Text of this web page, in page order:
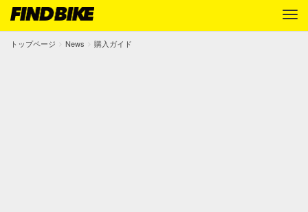
トップページ News 購入ガイド